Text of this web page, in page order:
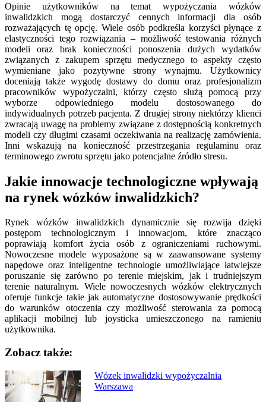
Opinie użytkowników na temat wypożyczania wózków
inwalidzkich mogą dostarczyć cennych informacji dla osób
rozważających tę opcję. Wiele osób podkreśla korzyści płynące z
elastyczności tego rozwiązania – możliwość testowania różnych
modeli oraz brak konieczności ponoszenia dużych wydatków
związanych z zakupem sprzętu medycznego to aspekty często
wymieniane jako pozytywne strony wynajmu. Użytkownicy
doceniają także wygodę dostawy do domu oraz profesjonalizm
pracowników wypożyczalni, którzy często służą pomocą przy
wyborze odpowiedniego modelu dostosowanego do
indywidualnych potrzeb pacjenta. Z drugiej strony niektórzy klienci
zwracają uwagę na problemy związane z dostępnością konkretnych
modeli czy długimi czasami oczekiwania na realizację zamówienia.
Inni wskazują na konieczność przestrzegania regulaminu oraz
terminowego zwrotu sprzętu jako potencjalne źródło stresu.
Jakie innowacje technologiczne wpływają
na rynek wózków inwalidzkich?
Rynek wózków inwalidzkich dynamicznie się rozwija dzięki
postępom technologicznym i innowacjom, które znacząco
poprawiają komfort życia osób z ograniczeniami ruchowymi.
Nowoczesne modele wyposażone są w zaawansowane systemy
napędowe oraz inteligentne technologie umożliwiające łatwiejsze
poruszanie się zarówno po terenie miejskim, jak i trudniejszym
terenie naturalnym. Wiele nowoczesnych wózków elektrycznych
oferuje funkcje takie jak automatyczne dostosowywanie prędkości
do warunków otoczenia czy możliwość sterowania za pomocą
aplikacji mobilnej lub joysticka umieszczonego na ramieniu
użytkownika.
Zobacz także:
Wózek inwalidzki wypożyczalnia
Warszawa
Nawigacja
wpisu